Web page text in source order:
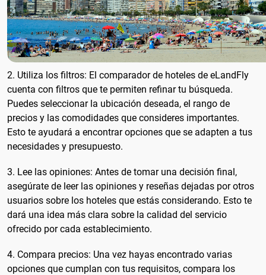
2. Utiliza los filtros: El comparador de hoteles de eLandFly
cuenta con filtros que te permiten refinar tu búsqueda.
Puedes seleccionar la ubicación deseada, el rango de
precios y las comodidades que consideres importantes.
Esto te ayudará a encontrar opciones que se adapten a tus
necesidades y presupuesto.
3. Lee las opiniones: Antes de tomar una decisión final,
asegúrate de leer las opiniones y reseñas dejadas por otros
usuarios sobre los hoteles que estás considerando. Esto te
dará una idea más clara sobre la calidad del servicio
ofrecido por cada establecimiento.
4. Compara precios: Una vez hayas encontrado varias
opciones que cumplan con tus requisitos, compara los